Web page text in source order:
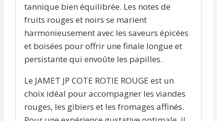
tannique bien équilibrée. Les notes de
fruits rouges et noirs se marient
harmonieusement avec les saveurs épicées
et boisées pour offrir une finale longue et
persistante qui envoûte les papilles.
Le JAMET JP COTE ROTIE ROUGE est un
choix idéal pour accompagner les viandes
rouges, les gibiers et les fromages affinés.